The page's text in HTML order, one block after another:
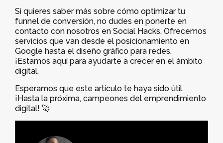
Si quieres saber más sobre cómo optimizar tu
funnel de conversión, no dudes en ponerte en
contacto con nosotros en Social Hacks. Ofrecemos
servicios que van desde el posicionamiento en
Google hasta el diseño gráfico para redes.
¡Estamos aquí para ayudarte a crecer en el ámbito
digital.
Esperamos que este artículo te haya sido útil.
¡Hasta la próxima, campeones del emprendimiento
digital! 🚀